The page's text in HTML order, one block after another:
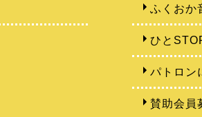
ふくおか
ひと
パトロン
賛助会員